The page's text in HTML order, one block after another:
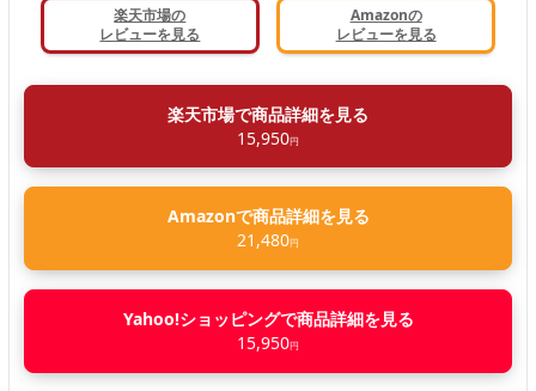
楽天市場の
レビューを見る
Amazonの
レビューを見る
楽天市場で商品詳細を見る
15,950円
Amazonで商品詳細を見る
21,480円
Yahoo!ショッピングで商品詳細を見る
15,950円